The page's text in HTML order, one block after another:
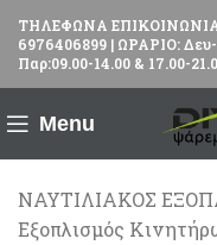
ΤΗΛΕΦΩΝΑ
6976406899 | ΩΡΑΡΙΟ:
Παρ:09.00-14.00 & 17.00-
Menu
ΝΑΥΤΙΛΙΑΚΟΣ
Εξοπλισμός